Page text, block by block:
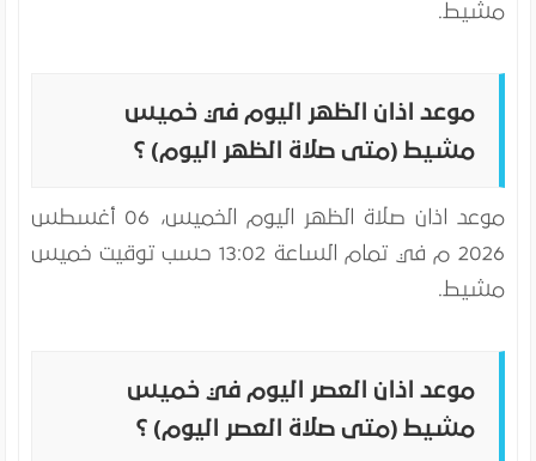
مشيط.
موعد اذان الظهر اليوم في خميس
مشيط (متى صلاة الظهر اليوم) ؟
موعد اذان صلاة الظهر اليوم
الخميس، 06 أغسطس
2026 م
في تمام الساعة 13:02 حسب توقيت خميس
مشيط.
موعد اذان العصر اليوم في خميس
مشيط (متى صلاة العصر اليوم) ؟